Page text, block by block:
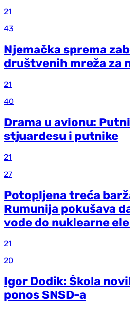
21
43
Njemačka sprema
društvenih mreža za
21
40
Drama u avionu:
stjuardesu i putnike
21
27
Potopljena treća
Rumunija pokušava
vode do nuklearne
21
20
Igor Dodik: Škola
ponos SNSD-a